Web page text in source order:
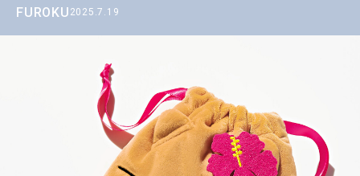
FUROKU 2025.7.19